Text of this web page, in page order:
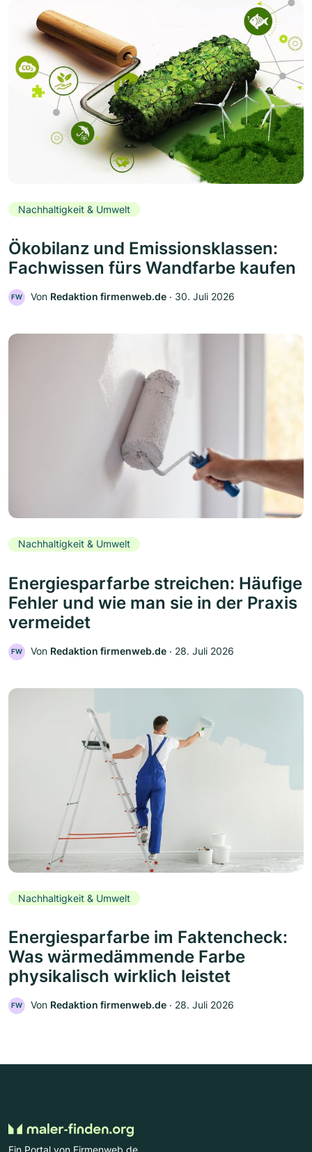
Nachhaltigkeit & Umwelt
Ökobilanz und Emissionsklassen:
Fachwissen fürs Wandfarbe kaufen
FW Von Redaktion firmenweb.de ‧ 30. Juli 2026
Nachhaltigkeit & Umwelt
Energiesparfarbe streichen: Häufige
Fehler und wie man sie in der Praxis
vermeidet
FW Von Redaktion firmenweb.de ‧ 28. Juli 2026
Nachhaltigkeit & Umwelt
Energiesparfarbe im Faktencheck:
Was wärmedämmende Farbe
physikalisch wirklich leistet
FW Von Redaktion firmenweb.de ‧ 28. Juli 2026